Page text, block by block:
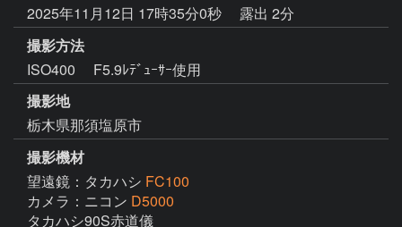
2025年11月12日 17時35分0秒
露出 2分
撮影方法
ISO400 F5.9ﾚﾃﾞｭｰｻｰ使用
撮影地
栃木県那須塩原市
撮影機材
望遠鏡：タカハシ FC100
カメラ：ニコン D5000